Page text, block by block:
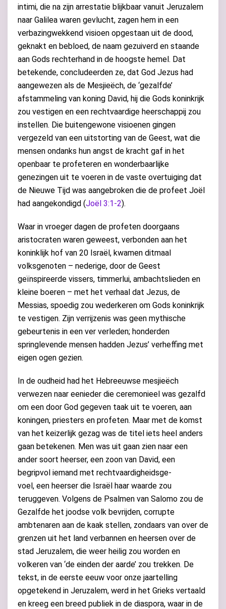
intimi, die na zijn arrestatie blijkbaar vanuit Jeruzalem
naar Galilea waren gevlucht, zagen hem in een
verbazingwekkend visioen opgestaan uit de dood,
geknakt en bebloed, de naam gezuiverd en staande
aan Gods rechterhand in de hoogste hemel. Dat
betekende, concludeerden ze, dat God Jezus had
aangewezen als de Mesjieëch, de ‘gezalfde’
afstammeling van koning David, hij die Gods koninkrijk
zou vestigen en een rechtvaardige heerschappij zou
instellen. Die buitengewone visioenen gingen
vergezeld van een uitstorting van de Geest, wat die
mensen ondanks hun angst de kracht gaf in het
openbaar te profeteren en wonderbaarlijke
genezingen uit te voeren in de vaste overtuiging dat
de Nieuwe Tijd was aangebroken die de profeet Joël
had aangekondigd (Joël 3:1-2).
Waar in vroeger dagen de profeten doorgaans
aristocraten waren geweest, verbonden aan het
koninklijk hof van 20 Israël, kwamen ditmaal
volksgenoten – nederige, door de Geest
geïnspireerde vissers, timmerlui, ambachtslieden en
kleine boeren – met het verhaal dat Jezus, de
Messias, spoedig zou wederkeren om Gods koninkrijk
te vestigen. Zijn verrijzenis was geen mythische
gebeurtenis in een ver verleden; honderden
springlevende mensen hadden Jezus’ verheffing met
eigen ogen gezien.
In de oudheid had het Hebreeuwse mesjieëch
verwezen naar eenieder die ceremonieel was gezalfd
om een door God gegeven taak uit te voeren, aan
koningen, priesters en profeten. Maar met de komst
van het keizerlijk gezag was de titel iets heel anders
gaan betekenen. Men was uit gaan zien naar een
ander soort heerser, een zoon van David, een
begripvol iemand met rechtvaardigheidsge-
voel, een heerser die Israël haar waarde zou
teruggeven. Volgens de Psalmen van Salomo zou de
Gezalfde het joodse volk bevrijden, corrupte
ambtenaren aan de kaak stellen, zondaars van over de
grenzen uit het land verbannen en heersen over de
stad Jeruzalem, die weer heilig zou worden en
volkeren van ‘de einden der aarde’ zou trekken. De
tekst, in de eerste eeuw voor onze jaartelling
opgetekend in Jeruzalem, werd in het Grieks vertaald
en kreeg een breed publiek in de diaspora, waar in de